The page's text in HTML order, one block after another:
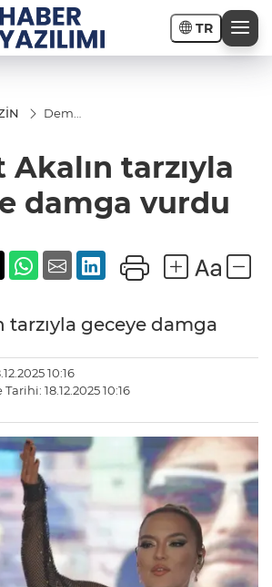
TR
Demet
geceye
damga
Akalın tarzıyla
damga vurdu
tarzıyla geceye damga
10:16
18.12.2025 10:16